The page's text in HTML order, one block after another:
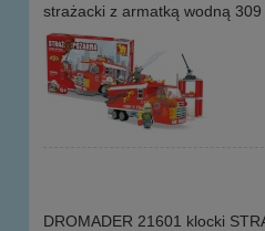
strażacki z armatką wodną
DROMADER 21601 klocki